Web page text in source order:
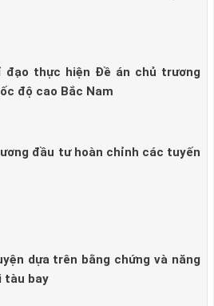
đạo thực hiện Đề án chủ trương
độ cao Bắc Nam
đầu tư hoàn chỉnh các tuyến
dựa trên bằng chứng và năng
tàu bay